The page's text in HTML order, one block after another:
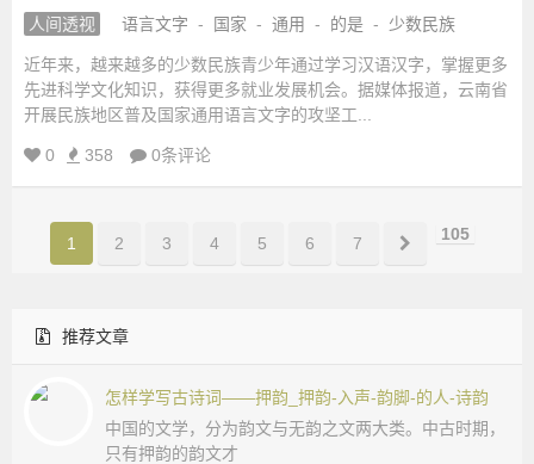
人间透视 语言文字 - 国家 - 通用 - 的是 - 少数民族
近年来，越来越多的少数民族青少年通过学习汉语汉字，掌握更多
先进科学文化知识，获得更多就业发展机会。据媒体报道，云南省
开展民族地区普及国家通用语言文字的攻坚工...
0 358 0条评论
1 2 3 4 5 6 7 105
推荐文章
怎样学写古诗词——押韵_押韵-入声-韵脚-的人-诗韵
中国的文学，分为韵文与无韵之文两大类。中古时期，
只有押韵的韵文才